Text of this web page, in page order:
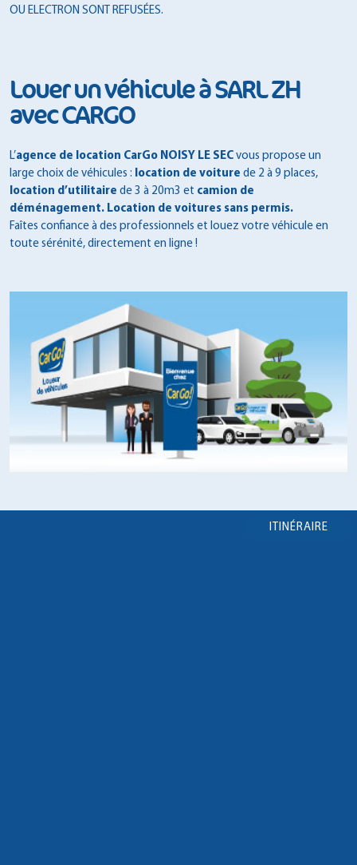
OU ELECTRON SONT REFUSÉES.
Louer un véhicule à SARL ZH
avec CARGO
L’agence de location CarGo NOISY LE SEC vous propose un
large choix de véhicules : location de voiture de 2 à 9 places,
location d’utilitaire de 3 à 20m3 et camion de
déménagement. Location de voitures sans permis.
Faîtes confiance à des professionnels et louez votre véhicule en
toute sérénité, directement en ligne !
ITINÉRAIRE